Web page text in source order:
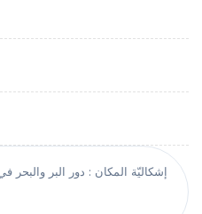
إشكاليّة المكان : دور البر والبحر